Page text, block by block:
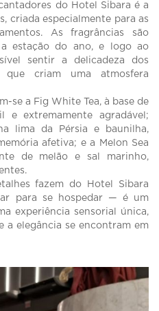
do Hotel Sibara é a
criada especialmente para as
As fragrâncias são
estação do ano, e logo ao
sentir a delicadeza dos
criam uma atmosfera
se a Fig White Tea, à base de
extremamente agradável;
lima da Pérsia e baunilha,
afetiva; e a Melon Sea
de melão e sal marinho,
fazem do Hotel Sibara
para se hospedar — é um
experiência sensorial única,
elegância se encontram em